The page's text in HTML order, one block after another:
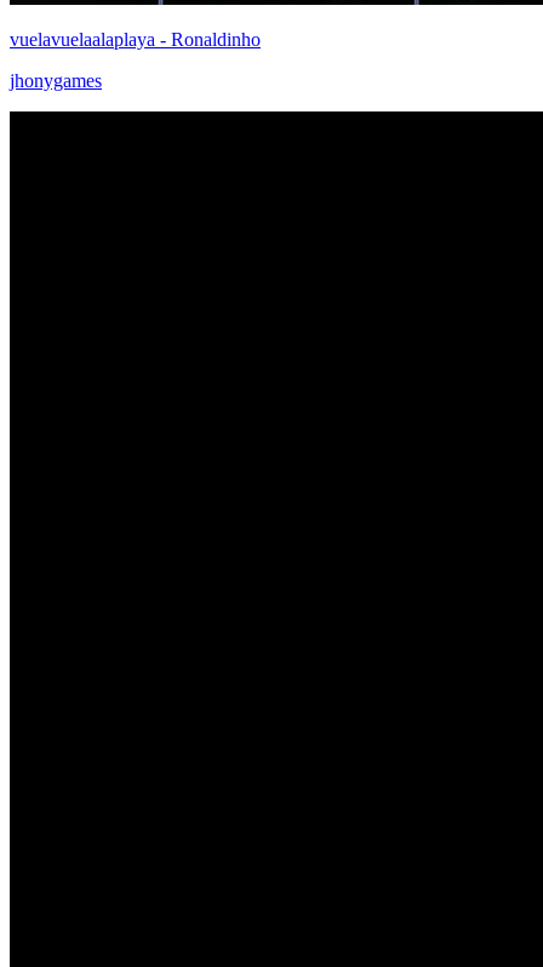
vuelavuelaalaplaya - Ronaldinho
jhonygames